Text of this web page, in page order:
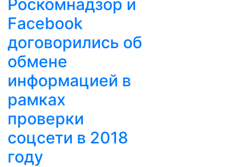
Роскомнадзор и
Facebook
договорились об
обмене
информацией в
рамках
проверки
соцсети в 2018
году